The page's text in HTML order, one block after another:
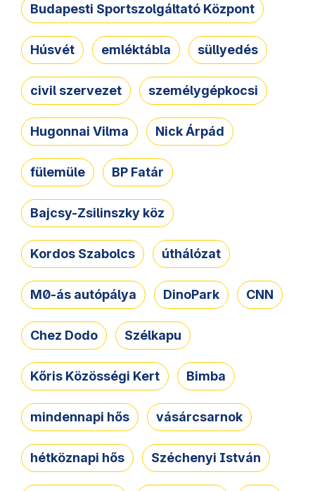
Budapesti Sportszolgáltató Központ
Húsvét emléktábla süllyedés
civil szervezet személygépkocsi
Hugonnai Vilma Nick Árpád
fülemüle BP Fatár
Bajcsy-Zsilinszky köz
Kordos Szabolcs úthálózat
M0-ás autópálya DinoPark CNN
Chez Dodo Szélkapu
Kőris Közösségi Kert Bimba
mindennapi hős vásárcsarnok
hétköznapi hős Széchenyi István